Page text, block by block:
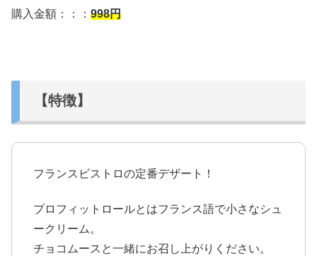
購入金額：：： 998円
【特徴】
フランスビストロの定番デザート！
プロフィットロールとはフランス語で小さなシュ
ークリーム。
チョコムースと一緒にお召し上がりください。